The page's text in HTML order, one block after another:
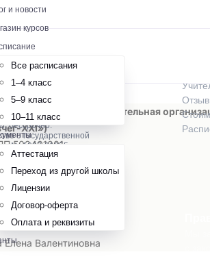
и новости
курсов
Все расписания
1–4 класс
5–9 класс
10–11 класс
Аттестация
Переход из другой школы
Лицензии
Договор-оферта
Оплата и реквизиты
общеобразовательная
ХХI»)
502401001
ОКПО39838624
в ПАО Сбербанк
775001001
Елена Валентиновна
онлайн-школа
Л035-01255-
бессрочно.
о государственной
№ А007-01255-